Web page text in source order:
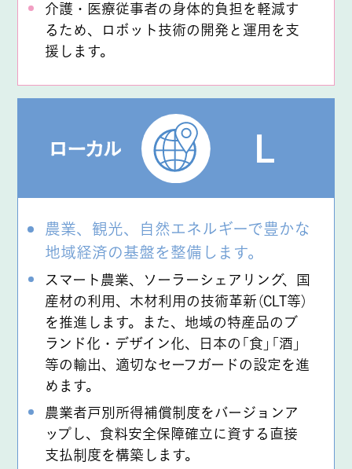
介護・医療従事者の身体的負担を軽減す
るため、ロボット技術の開発と運用を支
援します。
農業、観光、自然エネルギーで豊かな
地域経済の基盤を整備します。
スマート農業、ソーラーシェアリング、国
産材の利用、木材利用の技術革新（CLT等）
を推進します。また、地域の特産品のブ
ランド化・デザイン化、日本の「食」「酒」
等の輸出、適切なセーフガードの設定を進
めます。
農業者⼾別所得補償制度をバージョンア
ップし、⾷料安全保障確⽴に資する直接
⽀払制度を構築します。